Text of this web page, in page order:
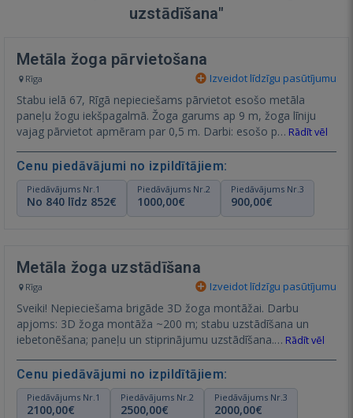
uzstādīšana"
Metāla žoga pārvietošana
Rīga Izveidot līdzīgu pasūtījumu
Stabu ielā 67, Rīgā nepieciešams pārvietot esošo metāla
paneļu žogu iekšpagalmā. Žoga garums ap 9 m, žoga līniju
vajag pārvietot apmēram par 0,5 m. Darbi: esošo p… Rādīt vēl
Cenu piedāvājumi no izpildītājiem:
Piedāvājums Nr.1
No 840 līdz 852€
Piedāvājums Nr.2
1000,00€
Piedāvājums Nr.3
900,00€
Metāla žoga uzstādīšana
Rīga Izveidot līdzīgu pasūtījumu
Sveiki! Nepieciešama brigāde 3D žoga montāžai. Darbu
apjoms: 3D žoga montāža ~200 m; stabu uzstādīšana un
iebetonēšana; paneļu un stiprinājumu uzstādīšana.… Rādīt vēl
Cenu piedāvājumi no izpildītājiem:
Piedāvājums Nr.1
2100,00€
Piedāvājums Nr.2
2500,00€
Piedāvājums Nr.3
2000,00€